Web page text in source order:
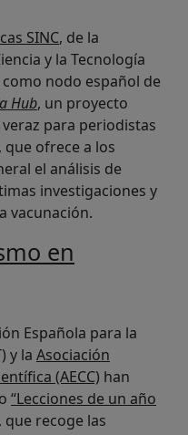
SINC, de la
y la Tecnología
como nodo español de
Hub, un proyecto
para periodistas
que ofrece a los
el análisis de
investigaciones y
vacunación.
en
Española para la
y la Asociación
(AECC) han
“Lecciones de un año
, que recoge las